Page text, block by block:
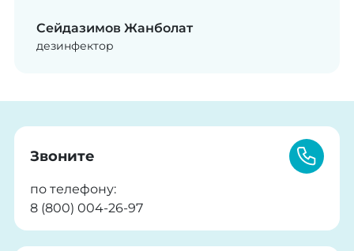
Сейдазимов Жанболат
дезинфектор
Звоните
по телефону:
8 (800) 004-26-97